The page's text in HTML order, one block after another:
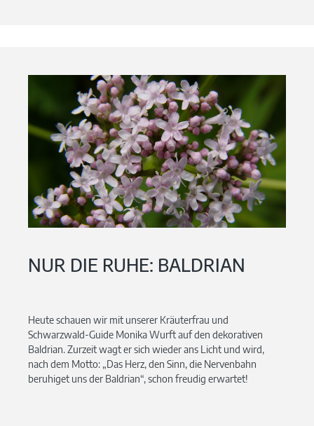
NUR DIE RUHE: BALDRIAN
Heute schauen wir mit unserer Kräuterfrau und
Schwarzwald-Guide Monika Wurft auf den dekorativen
Baldrian. Zurzeit wagt er sich wieder ans Licht und wird,
nach dem Motto: „Das Herz, den Sinn, die Nervenbahn
beruhiget uns der Baldrian“, schon freudig erwartet!